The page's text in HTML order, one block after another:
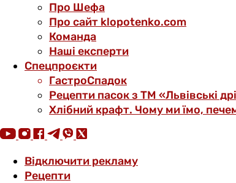
Про Шефа
Про сайт klopotenko.com
Команда
Наші експерти
Спецпроєкти
ГастроСпадок
Рецепти пасок з ТМ «Львівські
Хлібний крафт. Чому ми їмо,
Відключити рекламу
Рецепти